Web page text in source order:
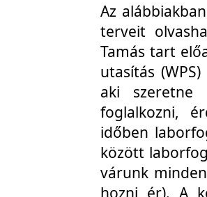
Az
terveit
Tamás tart
utasítás
aki szeretne
foglalkozni,
időben
között
várunk
hozni ér). A